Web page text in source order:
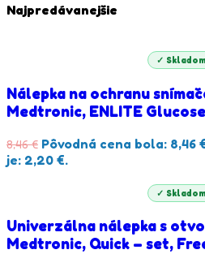
Najpredávanejšie
✓ Skladom
Nálepka na ochranu
Medtronic, ENLITE
8,46€ Pôvodná cena bola: 8,46
je: 2,20 €.
✓ Skladom
Univerzálna nálepka s
Medtronic, Quick – set,